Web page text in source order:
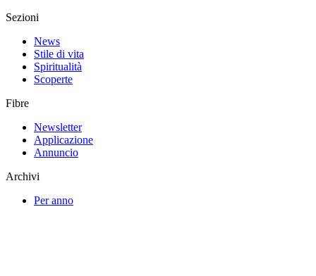
Sezioni
News
Stile di vita
Spiritualità
Scoperte
Fibre
Newsletter
Applicazione
Annuncio
Archivi
Per anno